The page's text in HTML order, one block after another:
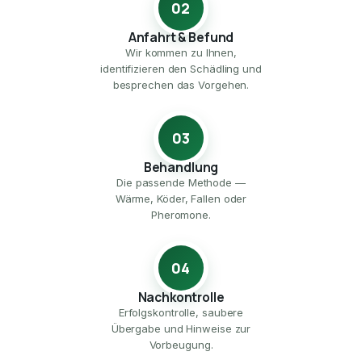
02
Anfahrt & Befund
Wir kommen zu Ihnen,
identifizieren den Schädling und
besprechen das Vorgehen.
03
Behandlung
Die passende Methode —
Wärme, Köder, Fallen oder
Pheromone.
04
Nachkontrolle
Erfolgskontrolle, saubere
Übergabe und Hinweise zur
Vorbeugung.